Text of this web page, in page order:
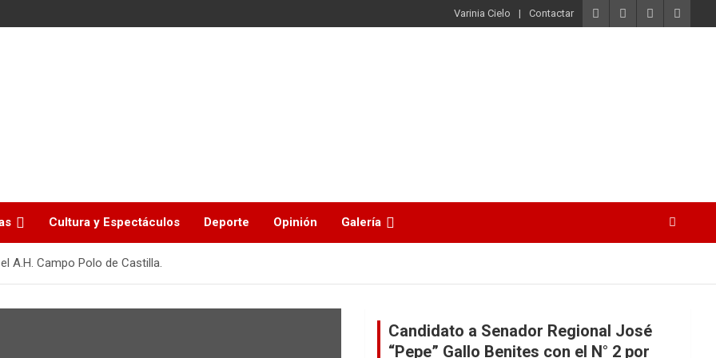
Varinia Cielo Contactar
Cultura y Espectáculos Deporte Opinión Galería
A.H. Campo Polo de Castilla.
Candidato a Senador Regional José
“Pepe” Gallo Benites con el N° 2 por